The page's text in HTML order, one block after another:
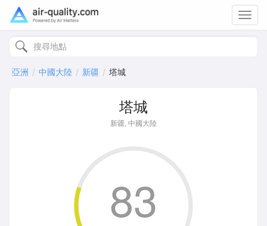
亞洲 中國大陸 新疆 塔城
塔城
新疆, 中國大陸
83